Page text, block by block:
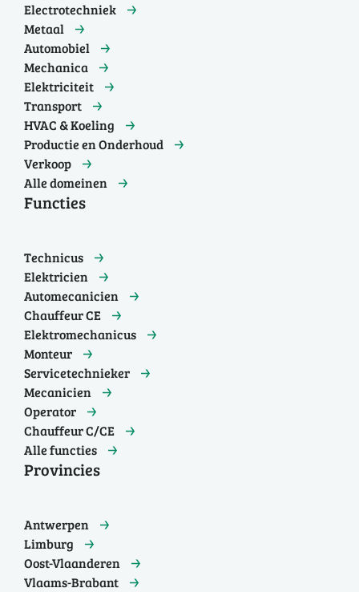
Electrotechniek
Metaal
Automobiel
Mechanica
Elektriciteit
Transport
HVAC & Koeling
Productie en Onderhoud
Verkoop
Alle domeinen
Functies
Technicus
Elektricien
Automecanicien
Chauffeur CE
Elektromechanicus
Monteur
Servicetechnieker
Mecanicien
Operator
Chauffeur C/CE
Alle functies
Provincies
Antwerpen
Limburg
Oost-Vlaanderen
Vlaams-Brabant